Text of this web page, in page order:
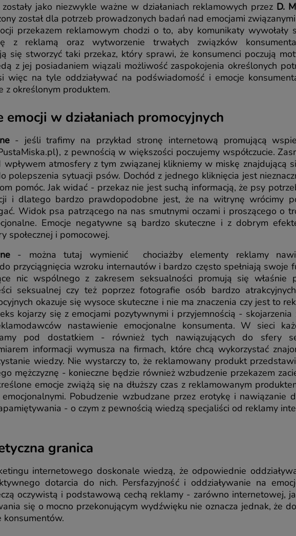
jako niezwykle ważne w działaniach reklamowych przez D.
został dla potrzeb prowadzonych badań nad emocjami
przekazem reklamowym chodzi o to, aby komunikaty
z reklamą oraz wytworzenie trwałych związków
się stworzyć taki przekaz, który sprawi, że konsumenci poczują
z jej posiadaniem wiązali możliwość zaspokojenia określonych
więc na tyle oddziaływać na podświadomość i emocje
z określonym produktem.
w działaniach promocyjnych
- jeśli trafimy na przykład stronę internetową promującą
z pewnością w większości poczujemy współczucie.
wpływem atmosfery z tym związanej klikniemy w miskę znajdującą
polepszenia sytuacji psów. Dochód z jednego kliknięcia jest
pomóc. Jak widać - przekaz nie jest suchą informacją, że psy
i dlatego bardzo prawdopodobne jest, że na witrynę wrócimy
Widok psa patrzącego na nas smutnymi oczami i proszącego o
Emocje negatywne są bardzo skuteczne i z dobrym
społecznej i pomocowej.
- można tutaj wymienić chociażby elementy reklamy
przyciągnięcia wzroku internautów i bardzo często spełniają swoje
nic wspólnego z zakresem seksualności promują się właśnie
seksualnej czy też poprzez fotografie osób bardzo
okazuje się wysoce skuteczne i nie ma znaczenia czy jest to
kojarzy się z emocjami pozytywnymi i przyjemnością -
nastawienie emocjonalne konsumenta. W sieci
pod dostatkiem - również tych nawiązujących do sfery
informacji wymusza na firmach, które chcą wykorzystać
wiedzy. Nie wystarczy to, że reklamowany produkt
mężczyznę - konieczne będzie również wzbudzenie przekazem
emocje zwiążą się na dłuższy czas z reklamowanym
Pobudzenie wzbudzane przez erotykę i nawiązanie
- o czym z pewnością wiedzą specjaliści od reklamy
granica
internetowego doskonale wiedzą, że odpowiednie
dotarcia do nich. Persfazyjność i oddziaływanie na
oczywistą i podstawową cechą reklamy - zarówno internetowej,
się o mocno przekonującym wydźwięku nie oznacza jednak, że
konsumentów.